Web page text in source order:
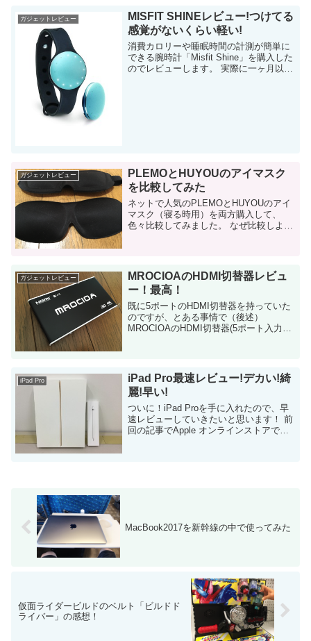
ガジェットレビュー
MISFIT SHINEレビュー!つけてる
感覚がないくらい軽い!
消費カロリーや睡眠時間の計測が簡単に
できる腕時計「Misfit Shine」を購入した
のでレビューします。 実際に一ヶ月以上
ガジェットレビュー
PLEMOとHUYOUのアイマスク
を比較してみた
ネットで人気のPLEMOとHUYOUのアイ
マスク（寝る時用）を両方購入して、
色々比較してみました。 なぜ比較しよう
ガジェットレビュー
MROCIOAのHDMI切替器レビュ
ー！最高！
既に5ポートのHDMI切替器を持っていた
のですが、とある事情で（後述）
MROCIOAのHDMI切替器(5ポート入力）
iPad Pro
iPad Pro最速レビュー!デカい!綺
麗!早い!
ついに！iPad Proを手に入れたので、早
速レビューしていきたいと思います！ 前
回の記事でApple オンラインストアで予
MacBook2017を新幹線の中で使ってみた
仮面ライダービルドのベルト「ビルドド
ライバー」の感想！